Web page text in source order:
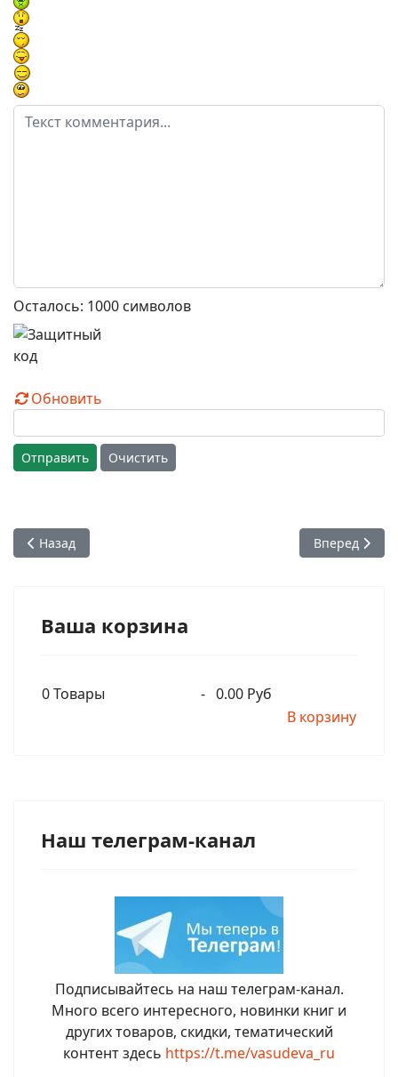
Осталось: 1000 символов
Обновить
Отправить Очистить
Предыдущий: Зов сердца. Харинама в день явления
Назад Следующий:
Вперед
Ваша корзина
0Товары - 0.00 Руб
В корзину
Наш телеграм-канал
Подписывайтесь на наш телеграм-канал.
Много всего интересного, новинки книг и
других товаров, скидки, тематический
контент здесь https://t.me/vasudeva_ru